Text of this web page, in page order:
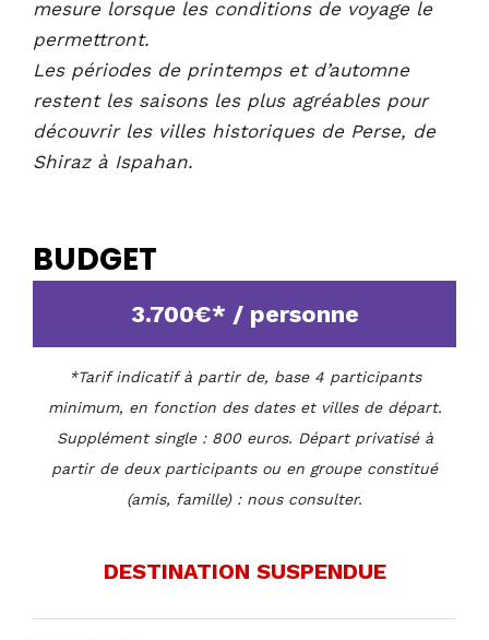
mesure lorsque les conditions de voyage le
permettront.
Les périodes de printemps et d’automne
restent les saisons les plus agréables pour
découvrir les villes historiques de Perse, de
Shiraz à Ispahan.
BUDGET
3.700€* / personne
*Tarif indicatif à partir de, base 4 participants
minimum, en fonction des dates et villes de départ.
Supplément single : 800 euros. Départ privatisé à
partir de deux participants ou en groupe constitué
(amis, famille) : nous consulter.
DESTINATION SUSPENDUE